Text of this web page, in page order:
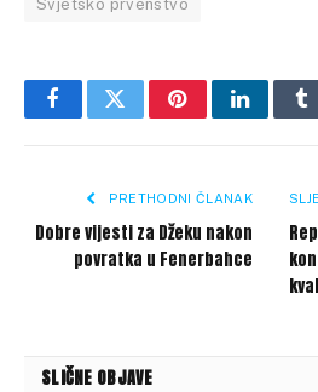
Svjetsko prvenstvo
FacebookTwitterPinterestLinkedIn
PRETHODNI ČLANAK
Dobre vijesti za Džeku nakon
povratka u Fenerbahce
SLIČNE OBJAVE